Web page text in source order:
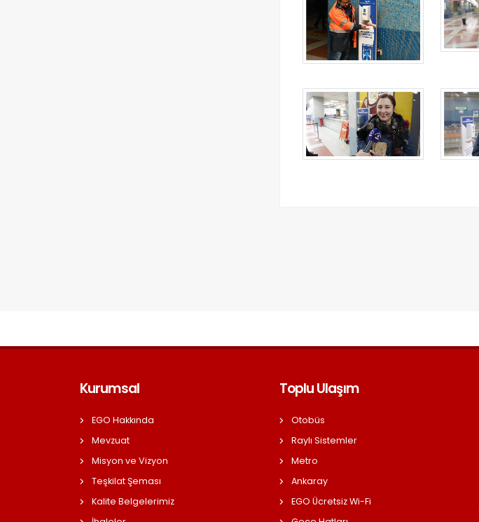
Kurumsal
EGO Hakkında
Mevzuat
Misyon ve Vizyon
Teşkilat Şeması
Kalite Belgelerimiz
Toplu Ulaşım
Otobüs
Raylı Sistemler
Metro
Ankaray
EGO Ücretsiz Wi-Fi